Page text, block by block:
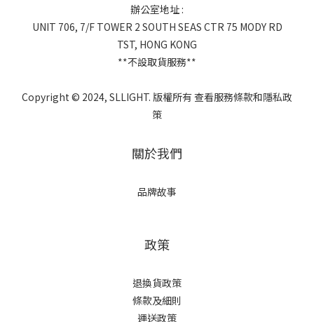
辦公室地址 :
UNIT 706, 7/F TOWER 2 SOUTH SEAS CTR 75 MODY RD
TST, HONG KONG
**不設取貨服務**
Copyright © 2024, SLLIGHT. 版權所有 查看服務條款和隱私政
策
關於我們
品牌故事
政策
退換貨政策
條款及細則
運送政策